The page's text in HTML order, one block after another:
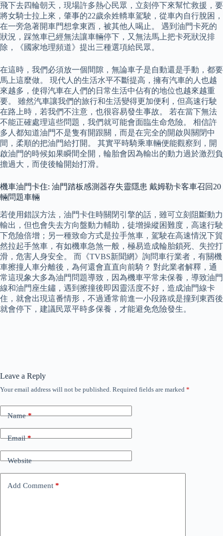
飛下去四輪朝天，現場許多熱心民眾，立刻停下來幫忙救援，要
將女騎士拉上來，肇事的22歲余姓轎車駕駛，從車內自行脫困，
在一旁急著開車門想拿東西，被其他人喝止。 遇到油門卡死的
狀況，踩煞車已經無法讓車輛停下，又無法馬上把卡死狀況排
除，《國家地理頻道》提出三種選項給民眾。
在這時，我們必須放一個間隙，無論車子是自動還是手動，都要
馬上這麼做。 現代人的生活水平不斷提高，擁有汽車的人也越
來越多，使得汽車在人們的日常生活中佔有的地位也越來越重
要。 雖然汽車讓我們的旅行和生活變得更加便利，但高速行駛
在路上時，若我們不注意，也很容易發生事故。 若在當下無法
不能正確處理這些問題，我們就可能會面臨生命危險。 相信許
多人都知道油門不是隻有開跟關，而是在完全的開啟與關閉中
間，柔順的把油門給打開。 其實平時騎乘車輛便能觀察到，開
啟油門的時候如果瞬間全開，輪胎會因為輸出的動力過於激烈負
擔過大，而使後輪開始打滑。
機車油門卡住: 油門踏板感測器存失靈隱患 戴姆勒卡客車召回20
輛問題車輛
若使用錯誤方法，油門卡住時關閉引擎的話，雖可立刻阻斷動力
輸出，但也會失去方向盤動力輔助，徒增操縱困難度，高速行駛
下危險倍增；另一種致命方式是拉手煞車，駕駛在高速情況下貿
然拉起手煞車，有如機車急煞一般，極易造成輪胎鎖死、失控打
滑，危害人身安全。 而《TVBS新聞網》詢問車行業者，有關機
車擦撞人車分離後，為何還會直直向前騎？ 對此業者解釋，通
常這現象大多為油門問題導致，因為機車平常未保養，導致油門
線和油門座生鏽，遇到擦撞後即因靈活度不好，造成油門線卡
住，就會出現這番情形，不過通常前進一小段路或是撞到東西後
就會停下，建議民眾平時多保養，才能避免危險發生。
Leave a Reply
Your email address will not be published. Required fields are marked *
Name*
Email*
Website
Add Comment *